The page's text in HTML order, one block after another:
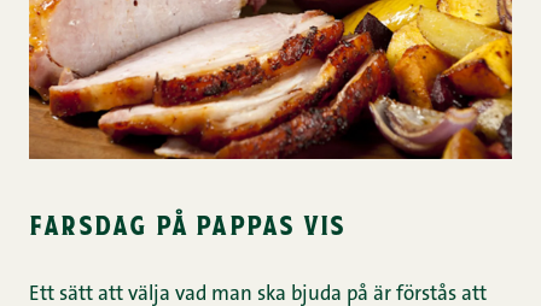
farsdag på pappas vis
Ett sätt att välja vad man ska bjuda på är förstås att